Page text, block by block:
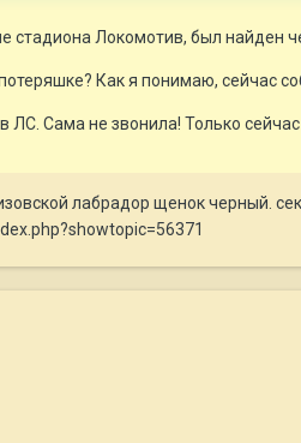
стадиона Локомотив, был найден
Как я понимаю, сейчас
ЛС. Сама не звонила! Только
лабрадор щенок черный.